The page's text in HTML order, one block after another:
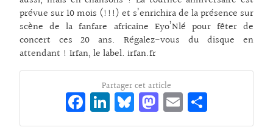
prévue sur 10 mois (!!!) et s’enrichira de la présence sur
scène de la fanfare africaine Eyo’Nlé pour fêter de
concert ces 20 ans. Régalez-vous du disque en
attendant ! Irfan, le label. irfan.fr
Partager cet article
Fa
ce
Li
n
Bl
ue
M
as
E
m rt